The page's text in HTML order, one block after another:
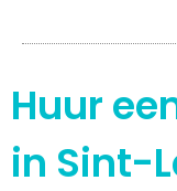
Huur
in Sint-